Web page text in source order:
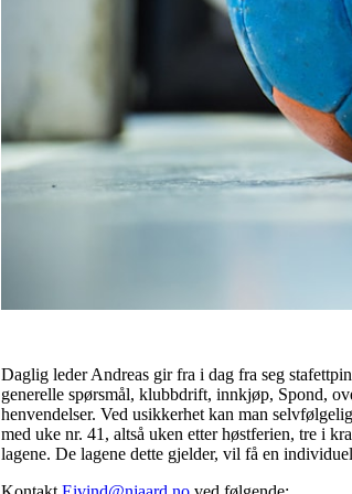
Daglig leder Andreas gir fra i dag fra seg
generelle spørsmål, klubbdrift, innkjøp, Spond,
henvendelser. Ved usikkerhet kan man
med uke nr. 41, altså uken etter høstferien, tre i
lagene. De lagene dette gjelder, vil få en